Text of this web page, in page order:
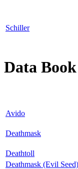
Schiller
Data Book
Avido
Deathmask
Deathtoll
Deathmask (Evil Seed)